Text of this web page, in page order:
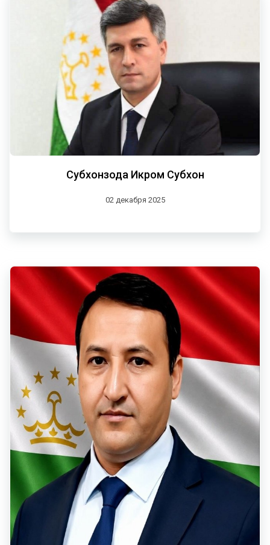
Субхонзода Икром Субхон
02 декабря 2025